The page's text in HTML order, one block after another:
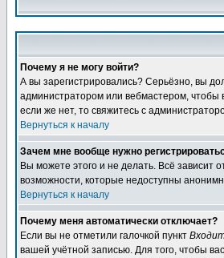
Почему я не могу войти?
А вы зарегистрировались? Серьёзно, вы
администратором или вебмастером, чтобы
если же нет, то свяжитесь с
Вернуться к началу
Зачем мне вообще нужно
Вы можете этого и не делать. Всё зависит
возможности, которые недоступны
Вернуться к началу
Почему меня автоматически отключает?
Если вы не отметили галочкой пункт
вашей учётной записью. Для того, чтобы